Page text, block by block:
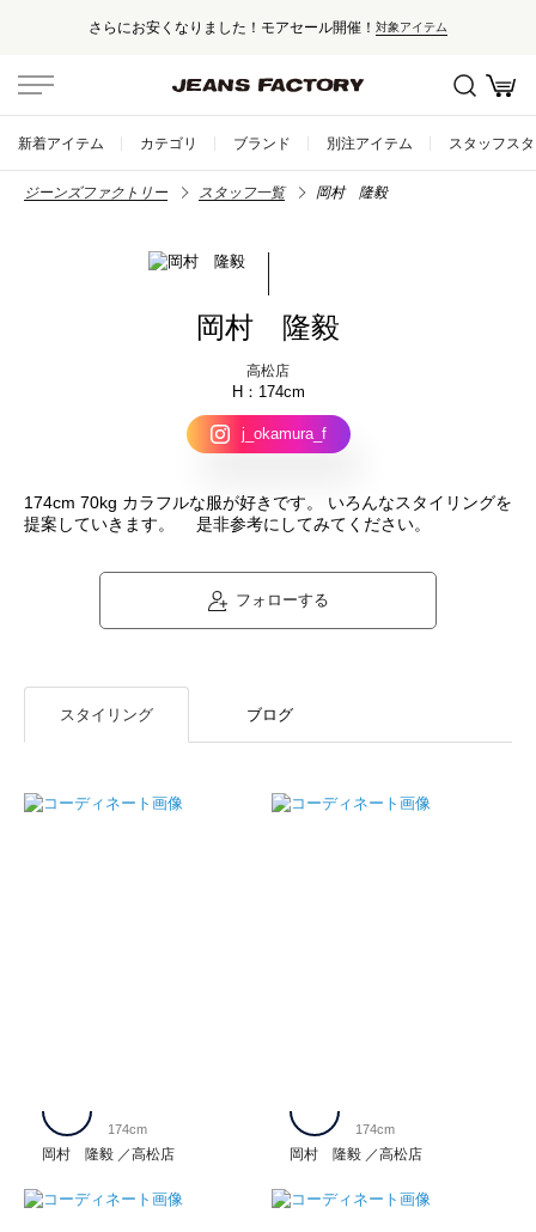
さらにお安くなりました！モアセール開催！ 対象アイテム
新着アイテム カテゴリ ブランド 別注アイテム スタッフス
ジーンズファクトリー スタッフ一覧 岡村 隆毅
岡村 隆毅
高松店
174cm
j_okamura_f
174cm 70kg カラフルな服が好きです。 いろんなスタイリングを
提案していきます。 是非参考にしてみてください。
フォローする
スタイリング ブログ
岡村 隆毅 高松店
174cm
岡村 隆毅 高松店
174cm